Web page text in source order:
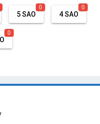
5 SAO
0
4 SAO
0
0